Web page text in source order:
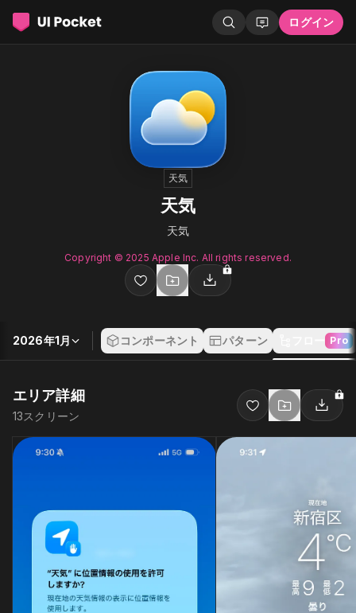
ログイン
天気
天気
天気
Copyright © 2025 Apple Inc. All rights reserved.
2026年1月 コンポーネント パターン フロー Pro
エリア詳細
13スクリーン